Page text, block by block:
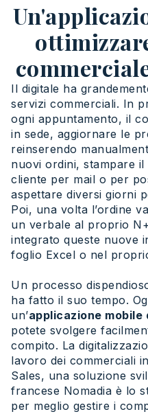
Il digitale ha
servizi commerciali. In
ogni appuntamento, il
in sede, aggiornare le
reinserendo
nuovi ordini, stampare
cliente per mail o per
aspettare diversi giorni
Poi, una volta l’ordine
un verbale al proprio
integrato queste nuove
foglio Excel o nel
Un processo
ha fatto il suo tempo.
un’applicazione
potete svolgere
compito. La
lavoro dei commerciali
Sales, una soluzione
francese Nomadia è lo
per meglio gestire i